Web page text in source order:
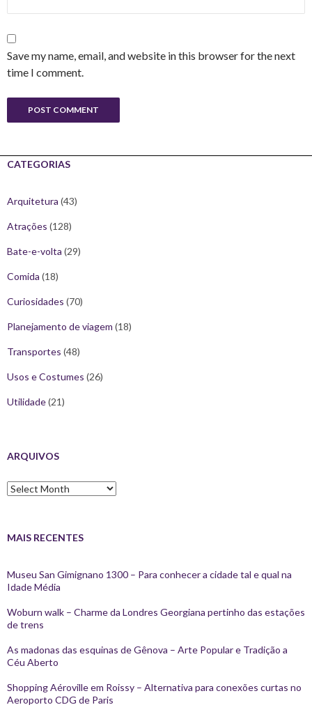
Save my name, email, and website in this browser for the next
time I comment.
CATEGORIAS
Arquitetura (43)
Atrações (128)
Bate-e-volta (29)
Comida (18)
Curiosidades (70)
Planejamento de viagem (18)
Transportes (48)
Usos e Costumes (26)
Utilidade(21)
ARQUIVOS
Arquivos
MAIS RECENTES
Museu San Gimignano 1300 – Para conhecer a cidade tal e qual na
Idade Média
Woburn walk – Charme da Londres Georgiana pertinho das estações
de trens
As madonas das esquinas de Gênova – Arte Popular e Tradição a
Céu Aberto
Shopping Aéroville em Roissy – Alternativa para conexões curtas no
Aeroporto CDG de Paris